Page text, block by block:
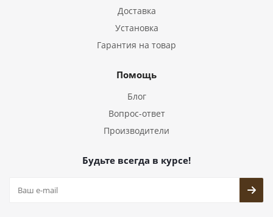
Доставка
Установка
Гарантия на товар
Помощь
Блог
Вопрос-ответ
Производители
Будьте всегда в курсе!